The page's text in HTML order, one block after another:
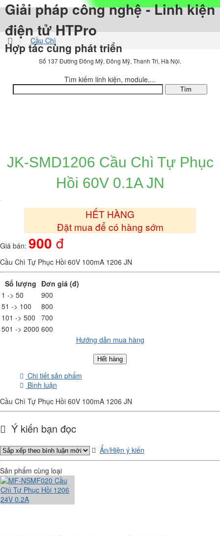
Giải pháp công nghệ - Linh kiện
điện tử HTPro
Hợp tác cùng phát triển
Cầu Chì
Cầu Chì Tự Phục Hồi
Số 137 Đường Đông Mỹ, Đông Mỹ, Thanh Trì, Hà Nội.
Tìm kiếm linh kiện, module,...
JK-SMD1206 Cầu Chì Tự Phục
Hồi 60V 0.1A JN
HẾT HÀNG
Đặt mua để có hàng sớm
Giá bán: 900 đ
Cầu Chì Tự Phục Hồi 60V 100mA 1206 JN
Số lượng Đơn giá (đ)
1 -> 50
900
51 -> 100
800
101 -> 500
700
501 -> 2000 600
Hướng dẫn mua hàng
Hết hàng
Chi tiết sản phẩm
Bình luận
Cầu Chì Tự Phục Hồi 60V 100mA 1206 JN
Ý kiến bạn đọc
Ẩn/Hiện ý kiến
Sản phẩm cùng loại